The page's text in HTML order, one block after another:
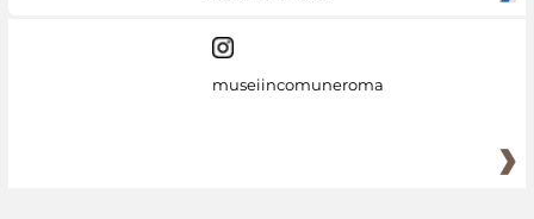
museiincomuneroma